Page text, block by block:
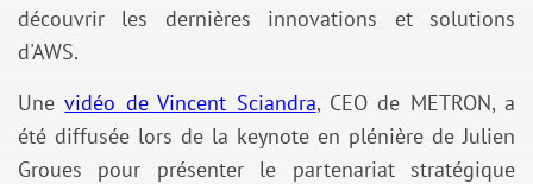
découvrir les dernières innovations et solutions
d'AWS.
Unevidéo de Vincent Sciandra, CEO de METRON, a
été diffusée lors de la keynote en plénière de Julien
Groues pour présenter le partenariat stratégique